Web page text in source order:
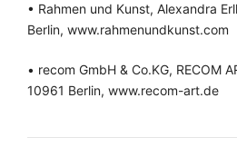
• Rahmen und Kunst, Alexandra
Berlin, www.rahmenundkunst.com
• recom GmbH & Co.KG, RECOM
10961 Berlin, www.recom-art.de